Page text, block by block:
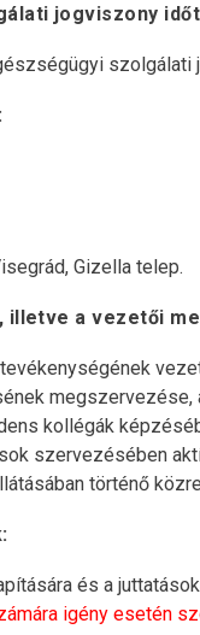
jogviszony
szolgálati
Gizella telep.
illetve a vezetői
kollégák
szervezésében
történő
és a
igény esetén